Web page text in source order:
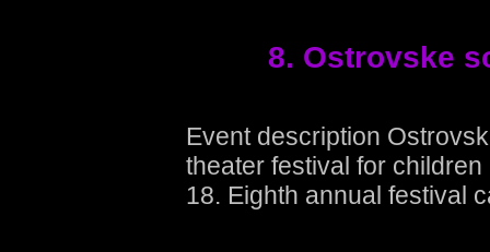
8. Ostrovske
Event description
theater festival for
18. Eighth annual festival